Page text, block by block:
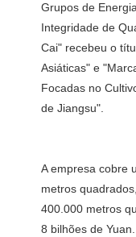
Grupos de
Integridade de
Cai" recebeu o
Asiáticas" e
Focadas no
A empresa cobre
metros
400.000 metros
8 bilhões de